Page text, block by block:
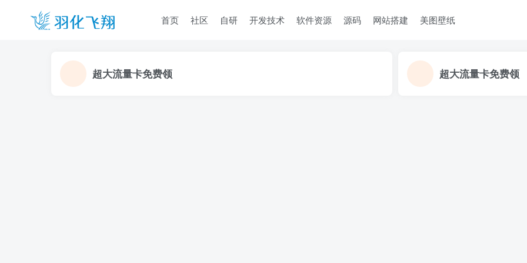
首页 社区 自研 开发技术 软件资源 源码 网站搭建 美图壁纸
超大流量卡免费领 超大流量卡免费领